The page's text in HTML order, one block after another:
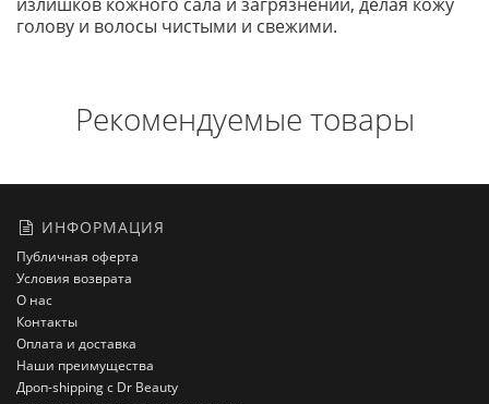
голову и волосы чистыми и свежими.
Рекомендуемые товары
ИНФОРМАЦИЯ
Публичная оферта
Условия возврата
О нас
Контакты
Оплата и доставка
Наши преимущества
Дроп-shipping с Dr Beauty